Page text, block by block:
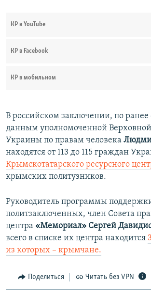
КР в YouTube
КР в Facebook
КР в мобильном
В российском заключении, по
данным уполномоченной
Украины по правам человека
находятся от 113 до 115 граждан
Крымскотатарского ресурсного
крымских политузников.
Руководитель программы
политзаключенных, член Совета
центра «Мемориал» Сергей
всего в списке их центра находится
из которых – крымчане.​
Поделиться Читать без VPN